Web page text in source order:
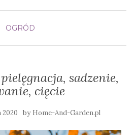
OGRÓD
sadzenie,
cięcie
2020 by Home-And-Garden.pl